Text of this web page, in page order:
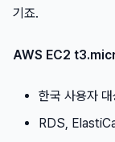
기죠.
AWS EC2
한국 사용자
RDS,